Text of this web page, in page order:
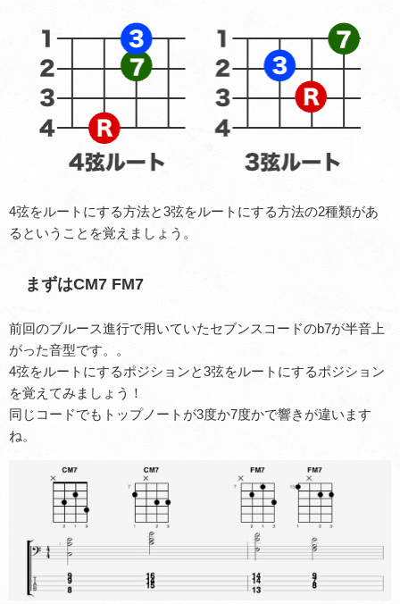
4弦をルートにする方法と3弦をルートにする方法の2種類があ
るということを覚えましょう。
まずはCM7 FM7
前回のブルース進行で用いていたセブンスコードのb7が半音上
がった音型です。。
4弦をルートにするポジションと3弦をルートにするポジション
を覚えてみましょう！
同じコードでもトップノートが3度か7度かで響きが違います
ね。